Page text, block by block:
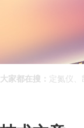
大家都在搜： 定氮仪